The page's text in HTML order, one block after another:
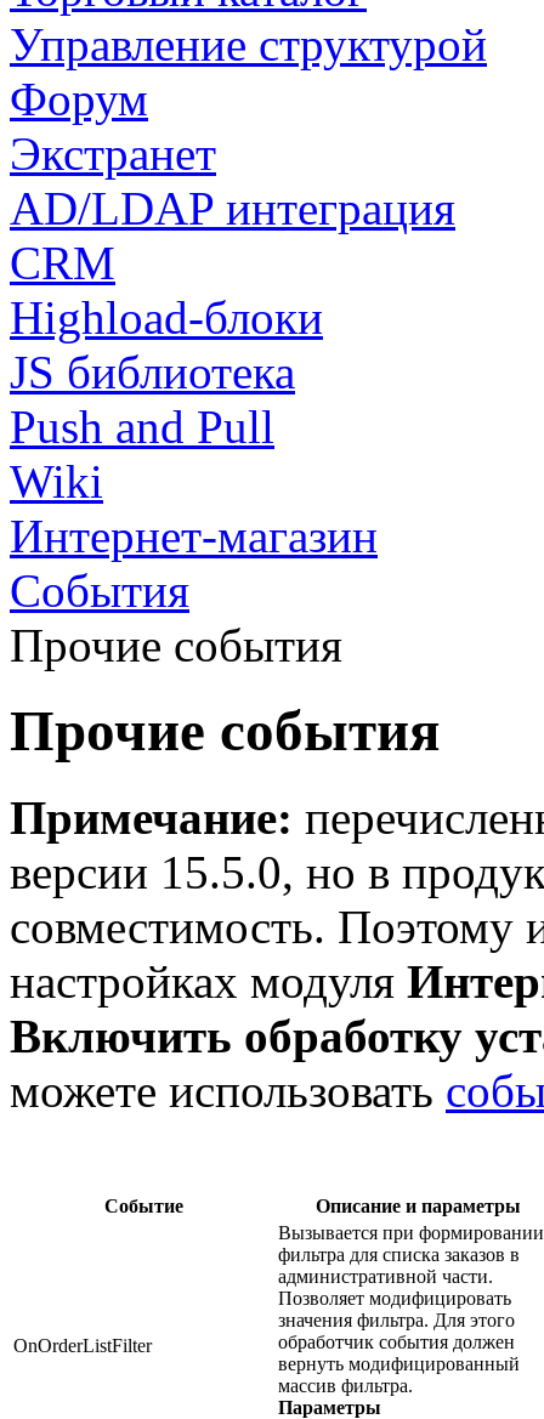
Управление структурой
Форум
Экстранет
AD/LDAP интеграция
CRM
Highload-блоки
JS библиотека
Push and Pull
Wiki
Интернет-магазин
События
Прочие события
Прочие события
Примечание:
версии 15.5.0, но в
совместимость. Поэтому
настройках модуля
Включить обработку
можете использовать
Событие Описание и параметры
OnOrderListFilter
Вызывается при формировании
фильтра для списка заказов в
административной части.
Позволяет модифицировать
значения фильтра. Для этого
обработчик события должен
вернуть модифицированный
массив фильтра.
Параметры